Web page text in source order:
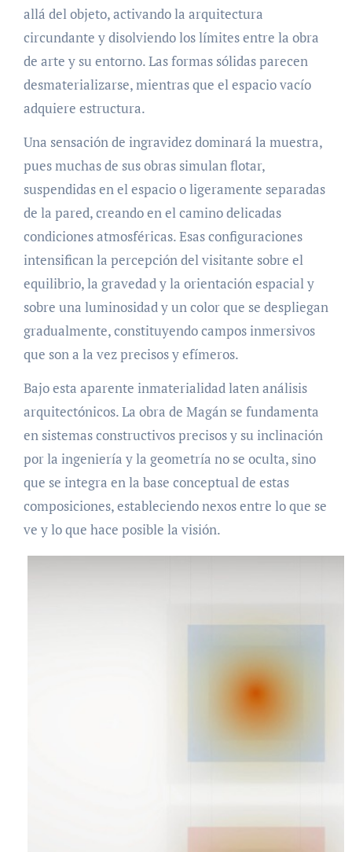
allá del objeto, activando la arquitectura
circundante y disolviendo los límites entre la obra
de arte y su entorno. Las formas sólidas parecen
desmaterializarse, mientras que el espacio vacío
adquiere estructura.
Una sensación de ingravidez dominará la muestra,
pues muchas de sus obras simulan flotar,
suspendidas en el espacio o ligeramente separadas
de la pared, creando en el camino delicadas
condiciones atmosféricas. Esas configuraciones
intensifican la percepción del visitante sobre el
equilibrio, la gravedad y la orientación espacial y
sobre una luminosidad y un color que se despliegan
gradualmente, constituyendo campos inmersivos
que son a la vez precisos y efímeros.
Bajo esta aparente inmaterialidad laten análisis
arquitectónicos. La obra de Magán se fundamenta
en sistemas constructivos precisos y su inclinación
por la ingeniería y la geometría no se oculta, sino
que se integra en la base conceptual de estas
composiciones, estableciendo nexos entre lo que se
ve y lo que hace posible la visión.